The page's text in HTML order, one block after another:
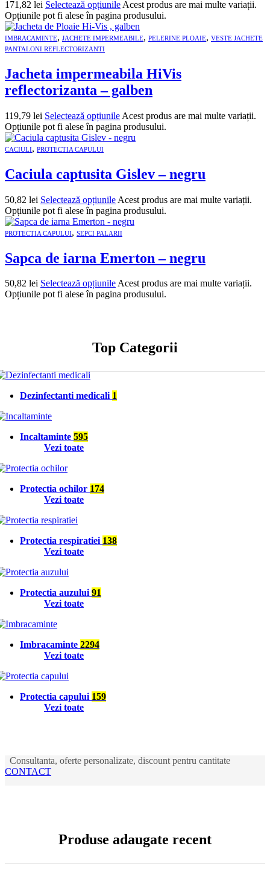
171,82 lei Selectează opțiunile Acest produs are mai multe variații.
Opțiunile pot fi alese în pagina produsului.
IMBRACAMINTE, JACHETE IMPERMEABILE, PELERINE PLOAIE, VESTE JACHETE
PANTALONI REFLECTORIZANTI
Jacheta impermeabila HiVis
reflectorizanta – galben
119,79 lei Selectează opțiunile Acest produs are mai multe variații.
Opțiunile pot fi alese în pagina produsului.
CACIULI, PROTECTIA CAPULUI
Caciula captusita Gislev – negru
50,82 lei Selectează opțiunile Acest produs are mai multe variații.
Opțiunile pot fi alese în pagina produsului.
PROTECTIA CAPULUI, SEPCI PALARII
Sapca de iarna Emerton – negru
50,82 lei Selectează opțiunileAcest produs are mai multe variații.
Opțiunile pot fi alese în pagina produsului.
Top Categorii
Dezinfectanti medicali 1
Incaltaminte 595
Vezi toate
Protectia ochilor 174
Vezi toate
Protectia respiratiei 138
Vezi toate
Protectia auzului91
Vezi toate
Imbracaminte 2294
Vezi toate
Protectia capului 159
Vezi toate
Consultanta, oferte personalizate, discount pentru cantitate
CONTACT
Produse adaugate recent